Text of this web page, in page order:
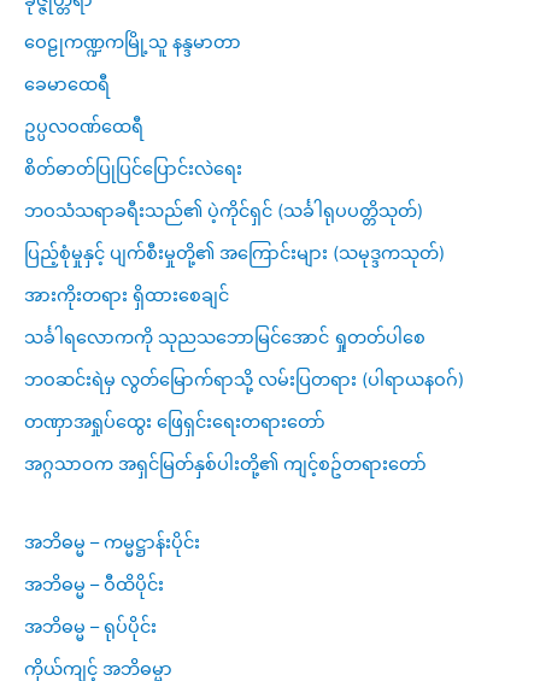
ဝေဠုကဏ္ဍကမြို့သူ နန္ဒမာတာ
ခေမာထေရီ
ဥပ္ပလဝဏ်ထေရီ
စိတ်ဓာတ်ပြုပြင်ပြောင်းလဲရေး
ဘဝသံသရာခရီးသည်၏ ပဲ့ကိုင်ရှင် (သင်္ခါရုပပတ္တိသုတ်)
ပြည့်စုံမှုနှင့် ပျက်စီးမှုတို့၏ အကြောင်းများ (သမုဒ္ဒကသုတ်)
အားကိုးတရား ရှိထားစေချင်
သင်္ခါရလောကကို သုညသဘောမြင်အောင် ရှုတတ်ပါစေ
ဘဝဆင်းရဲမှ လွတ်မြောက်ရာသို့ လမ်းပြတရား (ပါရာယနဝဂ်)
တဏှာအရှုပ်ထွေး ဖြေရှင်းရေးတရားတော်
အဂ္ဂသာဝက အရှင်မြတ်နှစ်ပါးတို့၏ ကျင့်စဥ်တရားတော်
အဘိဓမ္မ – ကမ္မဋ္ဌာန်းပိုင်း
အဘိဓမ္မ – ဝီထိပိုင်း
အဘိဓမ္မ – ရုပ်ပိုင်း
ကိုယ်ကျင့် အဘိဓမ္မာ